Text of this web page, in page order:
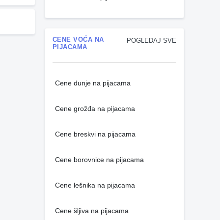
POGLEDAJ SVE
CENE VOĆA NA
PIJACAMA
Cene dunje na pijacama
Cene grožđa na pijacama
Cene breskvi na pijacama
Cene borovnice na pijacama
Cene lešnika na pijacama
Cene šljiva na pijacama